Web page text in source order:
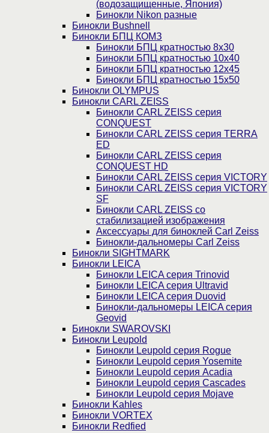
(водозащищенные, Япония)
Бинокли Nikon разные
Бинокли Bushnell
Бинокли БПЦ КОМЗ
Бинокли БПЦ кратностью 8х30
Бинокли БПЦ кратностью 10х40
Бинокли БПЦ кратностью 12х45
Бинокли БПЦ кратностью 15х50
Бинокли OLYMPUS
Бинокли CARL ZEISS
Бинокли CARL ZEISS серия
CONQUEST
Бинокли CARL ZEISS серия TERRA
ED
Бинокли CARL ZEISS серия
CONQUEST HD
Бинокли CARL ZEISS серия VICTORY
Бинокли CARL ZEISS серия VICTORY
SF
Бинокли CARL ZEISS со
стабилизацией изображения
Аксессуары для биноклей Carl Zeiss
Бинокли-дальномеры Carl Zeiss
Бинокли SIGHTMARK
Бинокли LEICA
Бинокли LEICA серия Trinovid
Бинокли LEICA серия Ultravid
Бинокли LEICA серия Duovid
Бинокли-дальномеры LEICA серия
Geovid
Бинокли SWAROVSKI
Бинокли Leupold
Бинокли Leupold серия Rogue
Бинокли Leupold серия Yosemite
Бинокли Leupold серия Acadia
Бинокли Leupold серия Cascades
Бинокли Leupold серия Mojave
Бинокли Kahles
Бинокли VORTEX
Бинокли Redfied